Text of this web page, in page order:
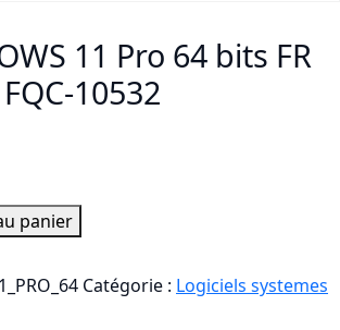
11 Pro 64 bits FR
10532
panier
Catégorie : Logiciels systemes